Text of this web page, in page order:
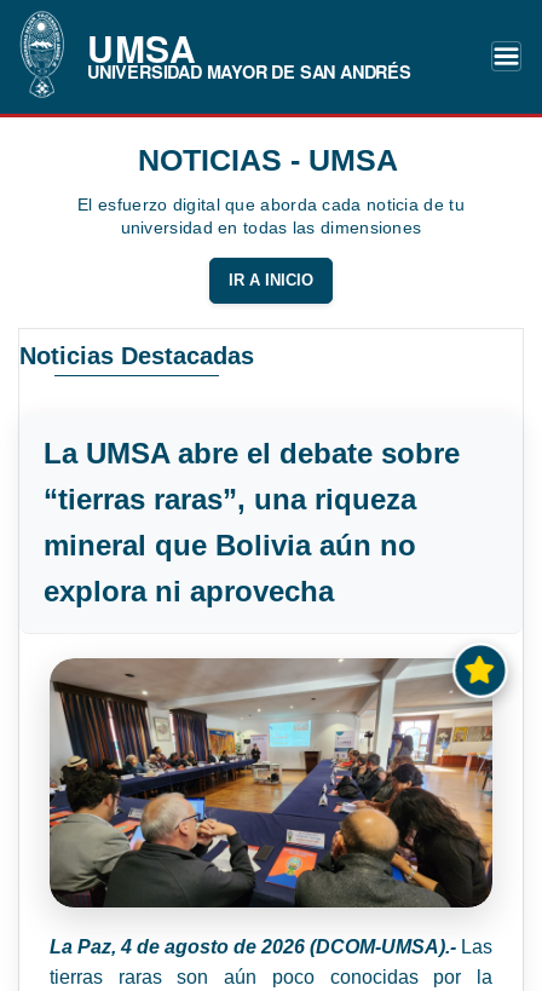
UMSA
UNIVERSIDAD MAYOR DE SAN ANDRÉS
NOTICIAS - UMSA
El esfuerzo digital que aborda cada noticia de tu
universidad en todas las dimensiones
IR A INICIO
Noticias Destacadas
La UMSA abre el debate sobre
“tierras raras”, una riqueza
mineral que Bolivia aún no
explora ni aprovecha
La Paz, 4 de agosto de 2026 (DCOM-UMSA).- Las
tierras raras son aún poco conocidas por la